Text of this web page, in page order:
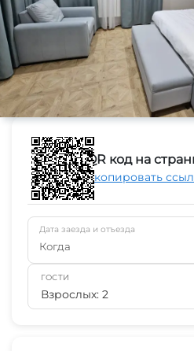
QR код на
Скопировать
Дата заезда и отъезда
Когда
ГОСТИ
Взрослых: 2